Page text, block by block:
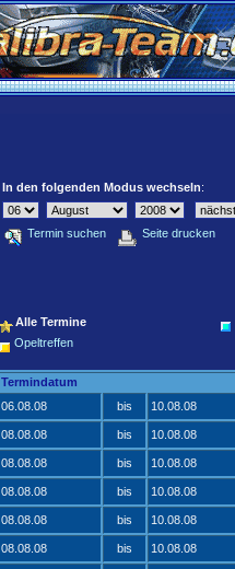
In den folgenden Modus wechseln:
Termin suchen Seite drucken
Alle Termine
Opeltreffen
Termindatum
06.08.08
bis 10.08.08
08.08.08 bis 10.08.08
08.08.08 bis 10.08.08
08.08.08 bis 10.08.08
08.08.08 bis 10.08.08
08.08.08 bis 10.08.08